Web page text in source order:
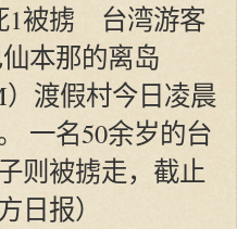
1被掳 台湾游客
本那的离岛
）渡假村今日凌晨
一名50余岁的台
则被掳走，截止
日报）